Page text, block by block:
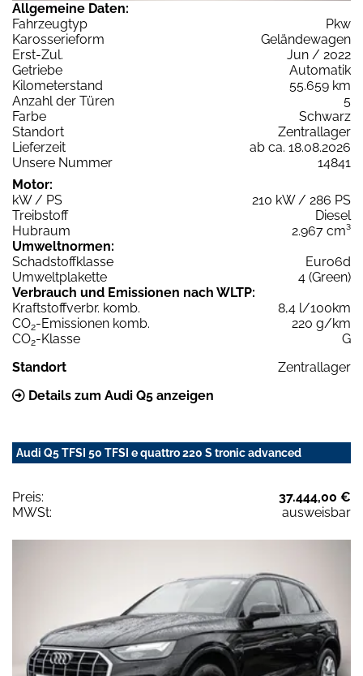
Allgemeine Daten:
Fahrzeugtyp
Pkw
Karosserieform
Geländewagen
Erst-Zul.
Jun / 2022
Getriebe
Automatik
Kilometerstand
55.659 km
Anzahl der Türen
5
Farbe
Schwarz
Standort
Zentrallager
Lieferzeit
ab ca. 18.08.2026
Unsere Nummer
14841
Motor:
kW / PS
210 kW / 286 PS
Treibstoff
Diesel
Hubraum
2.967 cm³
Umweltnormen:
Schadstoffklasse
Euro6d
Umweltplakette
4 (Green)
Verbrauch und Emissionen nach WLTP:
Kraftstoffverbr. komb.
8,4 l/100km
CO2-Emissionen komb.
220 g/km
CO2-Klasse
G
Standort
Zentrallager
Details zum Audi Q5 anzeigen
Audi Q5 TFSI 50 TFSI e quattro 220 S tronic advanced
Preis:
37.444,00 €
MWSt:
ausweisbar